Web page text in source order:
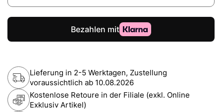
Lieferung in 2-5 Werktagen, Zustellung
voraussichtlich ab 10.08.2026
Kostenlose Retoure in der Filiale (exkl. Online
Exklusiv Artikel)